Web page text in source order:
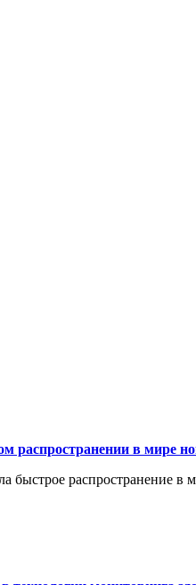
распространении в мире
быстрое распространение